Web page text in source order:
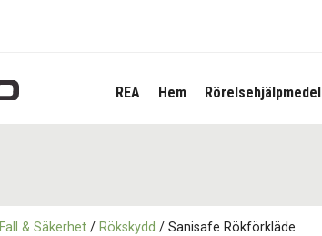
REA Hem Rörelsehjälpmedel
Fall & Säkerhet / Rökskydd / Sanisafe Rökförkläde